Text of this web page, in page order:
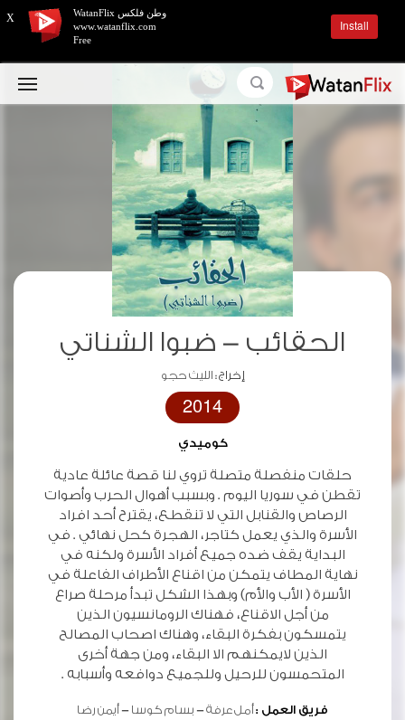
الحقائب - ضبوا الشناتي
إخراج :الليث حجو
2014
كوميدي
حلقات منفصلة متصلة تروي لنا قصة عائلة عادية
تقطن في سوريا اليوم . وبسبب أهوال الحرب وأصوات
الرصاص والقنابل التي لا تنقطع، يقترح أحد افراد
الأسرة والذي يعمل كتاجر، الهجرة كحل نهائي . في
البداية يقف ضده جميع أفراد الأسرة ولكنه في
نهاية المطاف يتمكن من اقناع الأطراف الفاعلة في
الأسرة ( الأب والأم) وبهذا الشكل تبدأ مرحلة صراع
من أجل الاقناع، فهناك الرومانسيون الذين
يتمسكون بفكرة البقاء، وهناك اصحاب المصالح
الذين لايمكنهم الا البقاء، ومن جهة أخرى
المتحمسون للرحيل وللجميع دوافعه وأسبابه .
فريق العمل :أمل عرفة بسام كوسا أيمن رضا
X
وطن فلكس WatanFlix
www.watanflix.com
Free
Install